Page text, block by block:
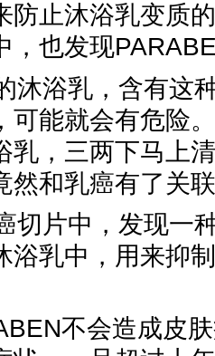
防止沐浴乳变质
，也发现
沐浴乳，含有这
可能就会有危险
乳，三两下马上
然和乳癌有了关
切片中，发现一
浴乳中，用来抑
不会造成皮